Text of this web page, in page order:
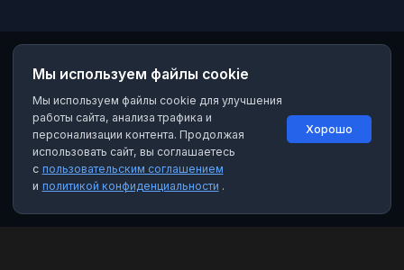
Мы используем файлы cookie
Мы используем файлы cookie для улучшения
работы сайта, анализа трафика и
персонализации контента. Продолжая
использовать сайт, вы соглашаетесь
с пользовательским соглашением
и политикой конфиденциальности .
Хорошо